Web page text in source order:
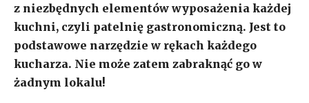
z niezbędnych elementów wyposażenia każdej
kuchni, czyli patelnię gastronomiczną. Jest to
podstawowe narzędzie w rękach każdego
kucharza. Nie może zatem zabraknąć go w
żadnym lokalu!